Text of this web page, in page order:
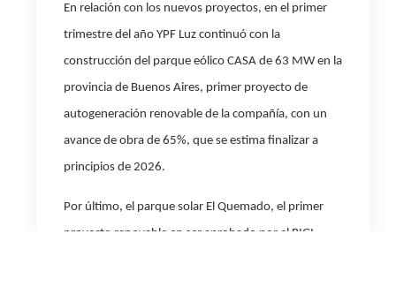
En relación con los nuevos proyectos, en el primer
trimestre del año YPF Luz continuó con la
construcción del parque eólico CASA de 63 MW en la
provincia de Buenos Aires, primer proyecto de
autogeneración renovable de la compañía, con un
avance de obra de 65%, que se estima finalizar a
principios de 2026.
Por último, el parque solar El Quemado, el primer
proyecto renovable en ser aprobado por el RIGI